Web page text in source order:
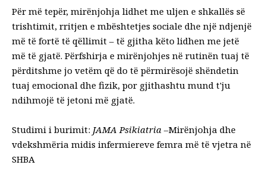
Për më tepër, mirënjohja lidhet me uljen e shkallës së
trishtimit, rritjen e mbështetjes sociale dhe një ndjenjë
më të fortë të qëllimit – të gjitha këto lidhen me jetë
më të gjatë. Përfshirja e mirënjohjes në rutinën tuaj të
përditshme jo vetëm që do të përmirësojë shëndetin
tuaj emocional dhe fizik, por gjithashtu mund t'ju
ndihmojë të jetoni më gjatë.
Studimi i burimit: JAMA Psikiatria –Mirënjohja dhe
vdekshmëria midis infermiereve femra më të vjetra në
SHBA